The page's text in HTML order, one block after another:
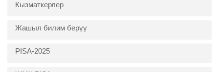
Кызматкерлер
Жашыл билим берүү
PISA-2025